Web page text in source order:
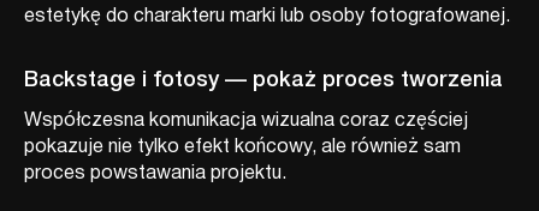
estetykę do charakteru marki lub osoby fotografowanej.
Backstage i fotosy — pokaż proces tworzenia
Współczesna komunikacja wizualna coraz częściej
pokazuje nie tylko efekt końcowy, ale również sam
proces powstawania projektu.